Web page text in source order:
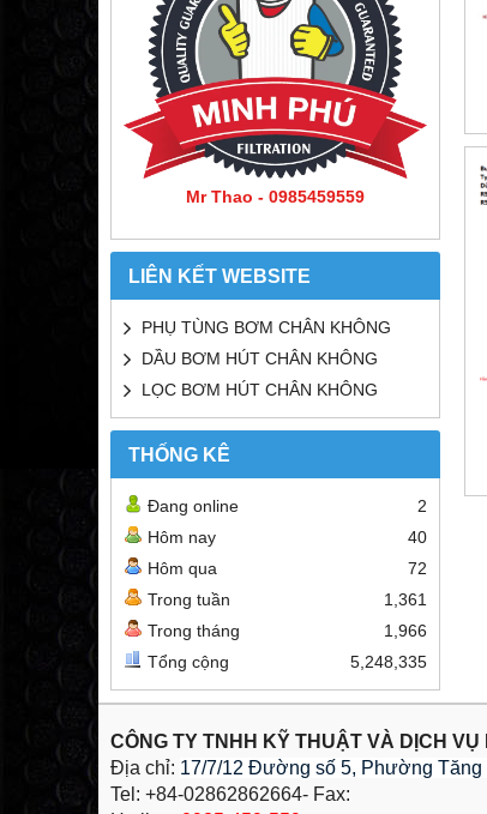
Mr Thao - 0985459559
LIÊN KẾT WEBSITE
PHỤ TÙNG BƠM CHÂN KHÔNG
DẦU BƠM HÚT CHÂN KHÔNG
LỌC BƠM HÚT CHÂN KHÔNG
THỐNG KÊ
Đang online
2
Hôm nay
40
Hôm qua
72
Trong tuần
1,361
Trong tháng
1,966
Tổng cộng
5,248,335
CÔNG TY TNHH KỸ THUẬT VÀ DỊCH VỤ
Địa chỉ: 17/7/12 Đường số 5, Phường Tăng
Tel: +84-02862862664- Fax: